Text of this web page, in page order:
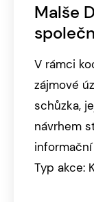
Malše
V rámci
zájmové
schůzka,
návrhem
Typ akce: